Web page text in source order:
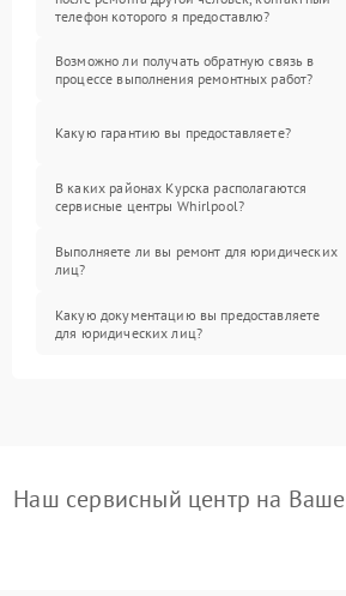
телефон которого я предоставлю?
Возможно ли получать обратную связь в
процессе выполнения ремонтных работ?
Какую гарантию вы предоставляете?
В каких районах Курска располагаются
сервисные центры Whirlpool?
Выполняете ли вы ремонт для юридических
лиц?
Какую документацию вы предоставляете
для юридических лиц?
Наш сервисный центр на